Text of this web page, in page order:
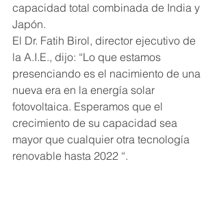
capacidad total combinada de India y
Japón.
El Dr. Fatih Birol, director ejecutivo de
la A.I.E., dijo: “Lo que estamos
presenciando es el nacimiento de una
nueva era en la energía solar
fotovoltaica. Esperamos que el
crecimiento de su capacidad sea
mayor que cualquier otra tecnología
renovable hasta 2022 “.